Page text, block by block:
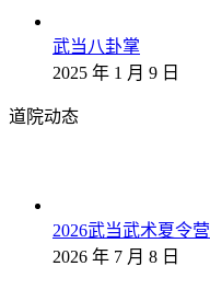
武当八卦掌
2025 年 1 月 9 日
道院动态
2026武当武术夏令营
2026 年 7 月 8 日